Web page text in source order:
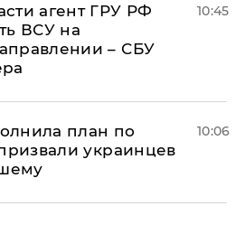
агент ГРУ РФ
ВСУ на
– СБУ
10:45
план по
украинцев
10:06